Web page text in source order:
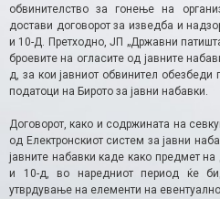
обвинителство за гонење на
достави договорот за изведба и
и 10-Д. Претходно, ЈП „Државни
броевите на огласите од јавните
д, за кои јавниот обвинител обезбеди
податоци на Бирото за јавни набавки.
Договорот, како и содржината на
од Електронскиот систем за јавни
јавните набавки каде како предмет на
и 10-д, во наредниот период ќе
утврдување на елементи на